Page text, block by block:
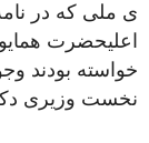
ی ملی که در
اعلیحضرت
خواسته بودند
نخست وزیری